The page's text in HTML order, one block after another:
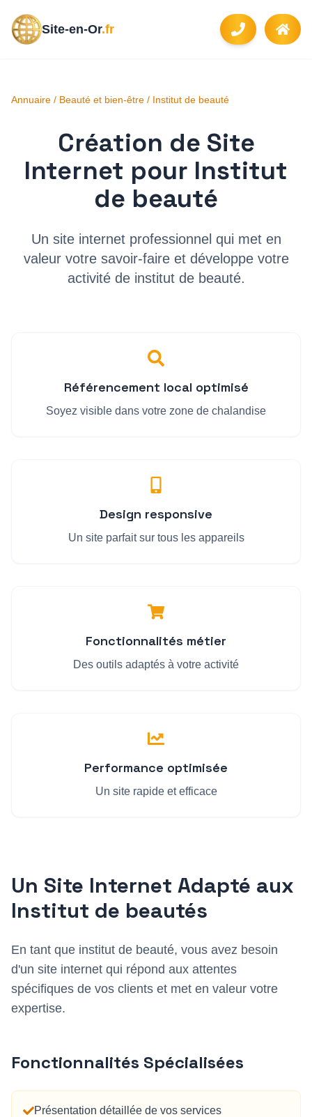
Site-en-Or.fr
Annuaire / Beauté et bien-être / Institut de beauté
Création de Site
Internet pour Institut
de beauté
Un site internet professionnel qui met en
valeur votre savoir-faire et développe votre
activité de institut de beauté.
Référencement local optimisé
Soyez visible dans votre zone de chalandise
Design responsive
Un site parfait sur tous les appareils
Fonctionnalités métier
Des outils adaptés à votre activité
Performance optimisée
Un site rapide et efficace
Un Site Internet Adapté aux
Institut de beautés
En tant que institut de beauté, vous avez besoin
d'un site internet qui répond aux attentes
spécifiques de vos clients et met en valeur votre
expertise.
Fonctionnalités Spécialisées
Présentation détaillée de vos services